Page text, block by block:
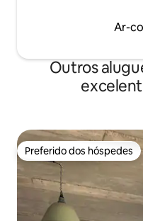
Ar-
Outros
Preferido dos hóspedes
Preferido dos hóspedes